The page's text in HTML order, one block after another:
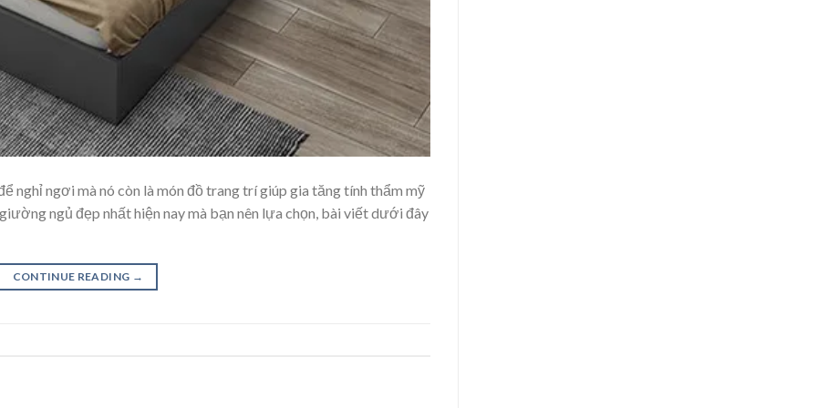
nghỉ ngơi mà nó còn là món đồ trang trí giúp gia tăng tính thẩm mỹ
ngủ đẹp nhất hiện nay mà bạn nên lựa chọn, bài viết dưới đây
CONTINUE READING →